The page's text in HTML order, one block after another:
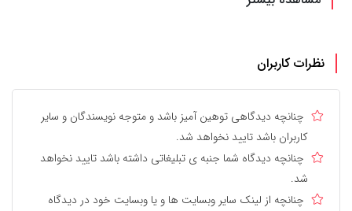
نظرات کاربران
چنانچه دیدگاهی توهین آمیز باشد و متوجه نویسندگان و سایر
کاربران باشد تایید نخواهد شد.
چنانچه دیدگاه شما جنبه ی تبلیغاتی داشته باشد تایید نخواهد
شد.
چنانچه از لینک سایر وبسایت ها و یا وبسایت خود در دیدگاه